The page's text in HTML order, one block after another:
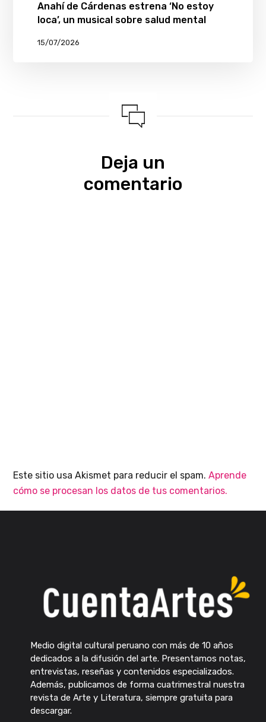
Anahí de Cárdenas estrena ‘No estoy
loca’, un musical sobre salud mental
15/07/2026
Deja un
comentario
Este sitio usa Akismet para reducir el spam.Aprende
cómo se procesan los datos de tus comentarios.
Medio digital cultural peruano con más de 10 años
dedicados a la difusión del arte. Presentamos notas,
entrevistas, reseñas y contenidos especializados.
Además, publicamos de forma cuatrimestral nuestra
revista de Arte y Literatura, siempre gratuita para
descargar.